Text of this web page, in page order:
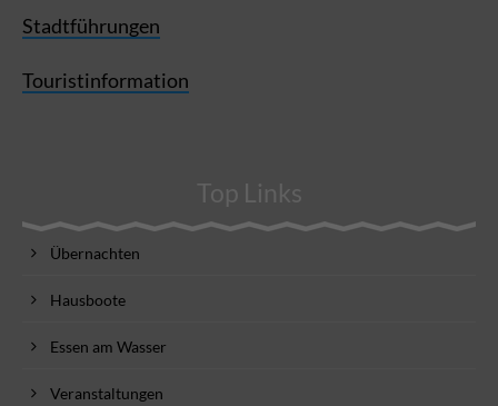
Stadtführungen
Touristinformation
Top Links
Übernachten
Hausboote
Essen am Wasser
Veranstaltungen